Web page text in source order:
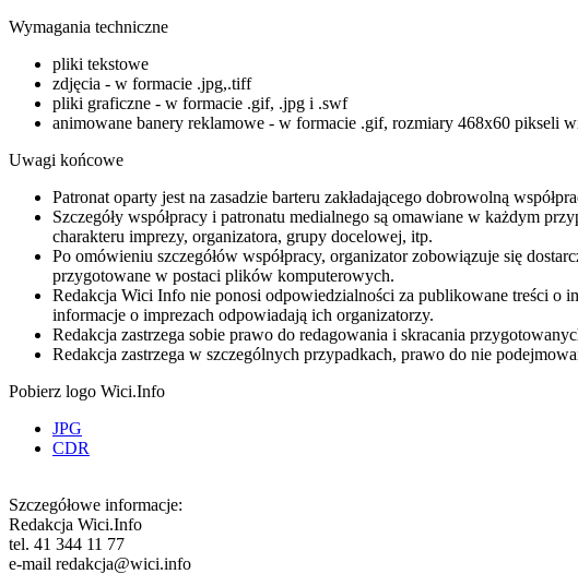
Wymagania techniczne
pliki tekstowe
zdjęcia - w formacie .jpg,.tiff
pliki graficzne - w formacie .gif, .jpg i .swf
animowane banery reklamowe - w formacie .gif, rozmiary 468x60 pikseli
Uwagi końcowe
Patronat oparty jest na zasadzie barteru zakładającego dobrowolną
Szczegóły współpracy i patronatu medialnego są omawiane w każdym
charakteru imprezy, organizatora, grupy docelowej, itp.
Po omówieniu szczegółów współpracy, organizator zobowiązuje się
przygotowane w postaci plików komputerowych.
Redakcja Wici Info nie ponosi odpowiedzialności za publikowane treści o
informacje o imprezach odpowiadają ich organizatorzy.
Redakcja zastrzega sobie prawo do redagowania i skracania
Redakcja zastrzega w szczególnych przypadkach, prawo do nie
Pobierz logo Wici.Info
JPG
CDR
Szczegółowe informacje:
Redakcja Wici.Info
tel. 41 344 11 77
e-mail redakcja@wici.info